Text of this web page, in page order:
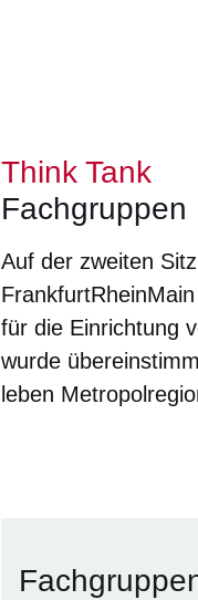
Think Tank
Fachgruppen
Auf der zweiten
für die Einrichtung
wurde
leben